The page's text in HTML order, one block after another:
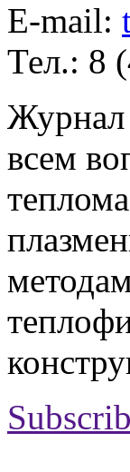
E-mail:
Тел.: 8
Журнал
всем